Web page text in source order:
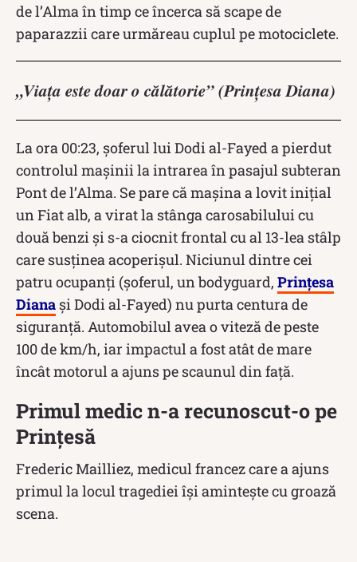
de l’Alma în timp ce încerca să scape de
paparazzii care urmăreau cuplul pe motociclete.
„Viața este doar o călătorie” (Prințesa Diana)
La ora 00:23, șoferul lui Dodi al-Fayed a pierdut
controlul mașinii la intrarea în pasajul subteran
Pont de l’Alma. Se pare că mașina a lovit inițial
un Fiat alb, a virat la stânga carosabilului cu
două benzi și s-a ciocnit frontal cu al 13-lea stâlp
care susținea acoperișul. Niciunul dintre cei
patru ocupanți (șoferul, un bodyguard, Prințesa
Diana și Dodi al-Fayed) nu purta centura de
siguranță. Automobilul avea o viteză de peste
100 de km/h, iar impactul a fost atât de mare
încât motorul a ajuns pe scaunul din față.
Primul medic n-a recunoscut-o pe
Prințesă
Frederic Mailliez, medicul francez care a ajuns
primul la locul tragediei își amintește cu groază
scena.